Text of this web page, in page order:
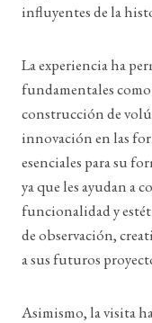
influyentes de la
La experiencia ha
fundamentales
construcción de
innovación en las
esenciales para su
ya que les ayudan a
funcionalidad y
de observación,
a sus futuros
Asimismo, la visita